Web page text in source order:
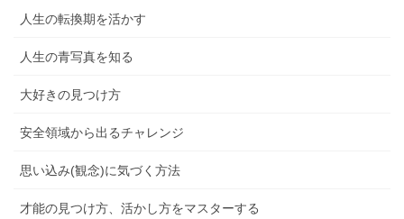
人生の転換期を活かす
人生の青写真を知る
大好きの見つけ方
安全領域から出るチャレンジ
思い込み(観念)に気づく方法
才能の見つけ方、活かし方をマスターする